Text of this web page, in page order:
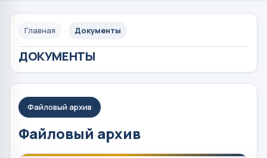
Главная Документы
ДОКУМЕНТЫ
Файловый архив
Файловый архив